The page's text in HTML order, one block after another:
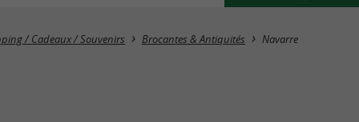
Masquer la carte
/ Cadeaux / Souvenirs Brocantes & Antiquités Navarre